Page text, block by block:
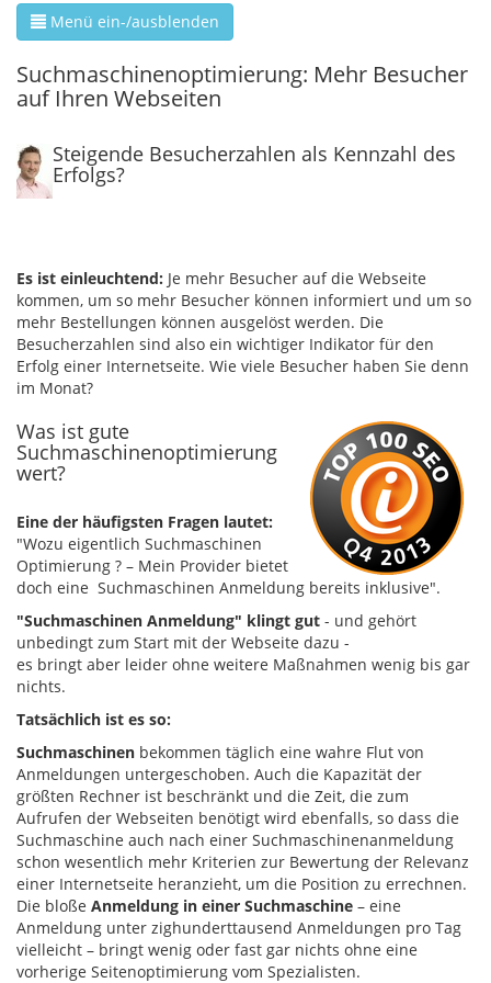
Menü ein-/ausblenden
Suchmaschinenoptimierung: Mehr Besucher
auf Ihren Webseiten
Steigende Besucherzahlen als Kennzahl des
Erfolgs?
Es ist einleuchtend: Je mehr Besucher auf die Webseite
kommen, um so mehr Besucher können informiert und um so
mehr Bestellungen können ausgelöst werden. Die
Besucherzahlen sind also ein wichtiger Indikator für den
Erfolg einer Internetseite. Wie viele Besucher haben Sie denn
im Monat?
Was ist gute
Suchmaschinenoptimierung
wert?
Eine der häufigsten Fragen lautet:
"Wozu eigentlich Suchmaschinen
Optimierung ? – Mein Provider bietet
doch eine Suchmaschinen Anmeldung bereits inklusive".
"Suchmaschinen Anmeldung" klingt gut - und gehört
unbedingt zum Start mit der Webseite dazu -
es bringt aber leider ohne weitere Maßnahmen wenig bis gar
nichts.
Tatsächlich ist es so:
Suchmaschinen bekommen täglich eine wahre Flut von
Anmeldungen untergeschoben. Auch die Kapazität der
größten Rechner ist beschränkt und die Zeit, die zum
Aufrufen der Webseiten benötigt wird ebenfalls, so dass die
Suchmaschine auch nach einer Suchmaschinenanmeldung
schon wesentlich mehr Kriterien zur Bewertung der Relevanz
einer Internetseite heranzieht, um die Position zu errechnen.
Die bloße Anmeldung in einer Suchmaschine – eine
Anmeldung unter zighunderttausend Anmeldungen pro Tag
vielleicht – bringt wenig oder fast gar nichts ohne eine
vorherige Seitenoptimierung vom Spezialisten.